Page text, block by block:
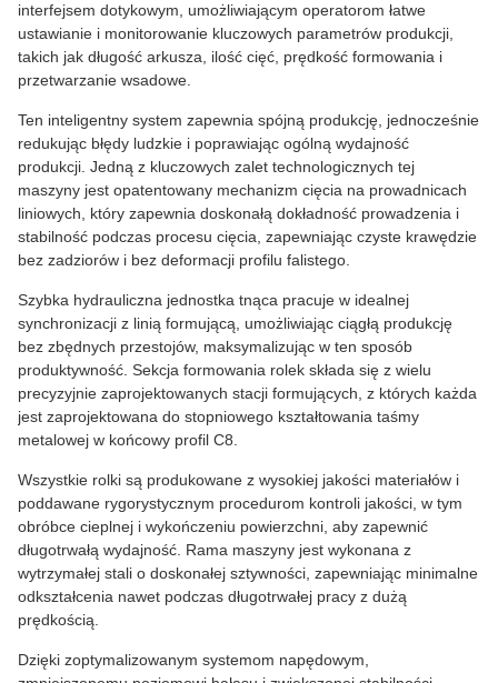
interfejsem dotykowym, umożliwiającym operatorom łatwe
ustawianie i monitorowanie kluczowych parametrów produkcji,
takich jak długość arkusza, ilość cięć, prędkość formowania i
przetwarzanie wsadowe.
Ten inteligentny system zapewnia spójną produkcję, jednocześnie
redukując błędy ludzkie i poprawiając ogólną wydajność
produkcji. Jedną z kluczowych zalet technologicznych tej
maszyny jest opatentowany mechanizm cięcia na prowadnicach
liniowych, który zapewnia doskonałą dokładność prowadzenia i
stabilność podczas procesu cięcia, zapewniając czyste krawędzie
bez zadziorów i bez deformacji profilu falistego.
Szybka hydrauliczna jednostka tnąca pracuje w idealnej
synchronizacji z linią formującą, umożliwiając ciągłą produkcję
bez zbędnych przestojów, maksymalizując w ten sposób
produktywność. Sekcja formowania rolek składa się z wielu
precyzyjnie zaprojektowanych stacji formujących, z których każda
jest zaprojektowana do stopniowego kształtowania taśmy
metalowej w końcowy profil C8.
Wszystkie rolki są produkowane z wysokiej jakości materiałów i
poddawane rygorystycznym procedurom kontroli jakości, w tym
obróbce cieplnej i wykończeniu powierzchni, aby zapewnić
długotrwałą wydajność. Rama maszyny jest wykonana z
wytrzymałej stali o doskonałej sztywności, zapewniając minimalne
odkształcenia nawet podczas długotrwałej pracy z dużą
prędkością.
Dzięki zoptymalizowanym systemom napędowym,